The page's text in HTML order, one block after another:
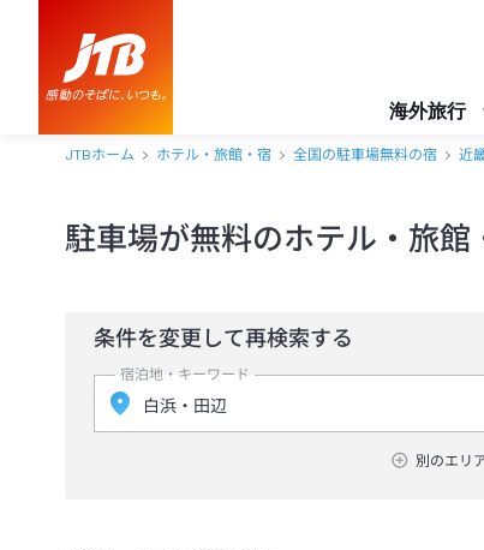
海外旅行
JTBホーム ホテル・旅館・宿 全国の駐車場無料の宿 近
駐車場が無料のホテル・旅館
条件を変更して再検索する
宿泊地・キーワード
別のエリ